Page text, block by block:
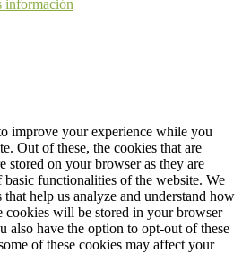
información
improve your experience while you
Out of these, the cookies that are
stored on your browser as they are
functionalities of the website. We
help us analyze and understand how
cookies will be stored in your browser
also have the option to opt-out of these
of these cookies may affect your